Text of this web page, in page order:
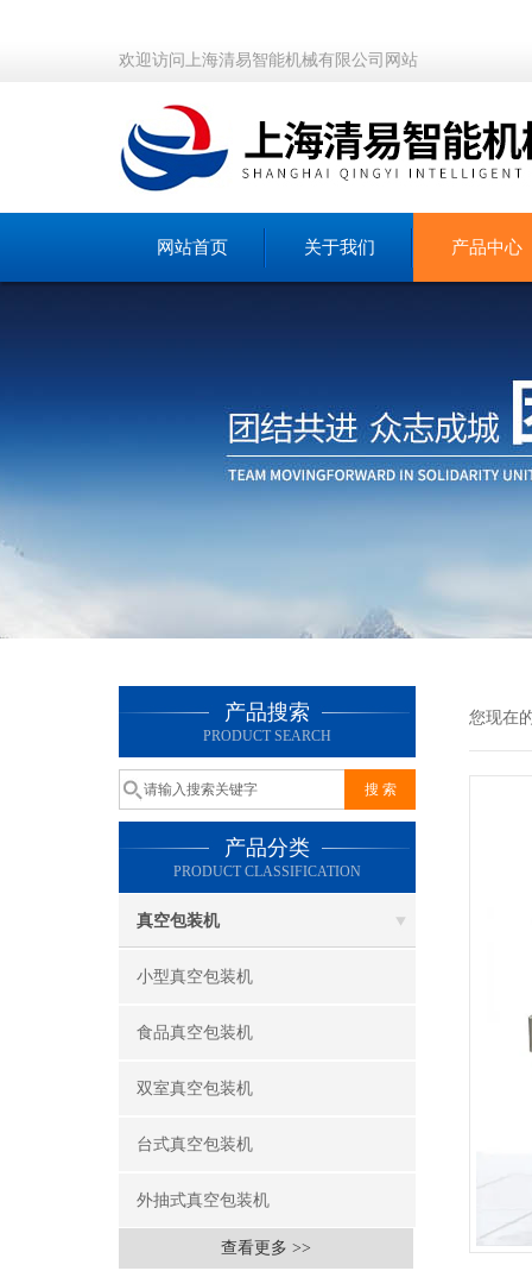
欢迎访问上海清易智能机械有限公司网站
网站首页 关于我们 产品中心
产品搜索
PRODUCT SEARCH
产品分类
PRODUCT CLASSIFICATION
真空包装机
小型真空包装机
食品真空包装机
双室真空包装机
台式真空包装机
外抽式真空包装机
查看更多 >>
您现在